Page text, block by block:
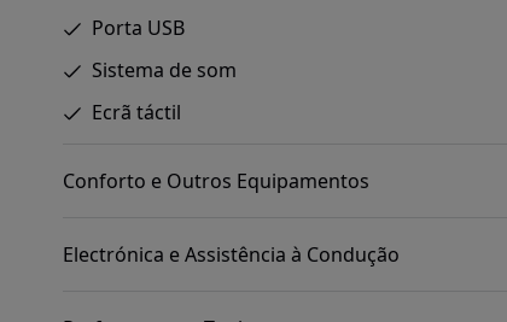
Porta USB
Sistema de som
Ecrã táctil
Conforto e Outros Equipamentos
Electrónica e Assistência à Condução